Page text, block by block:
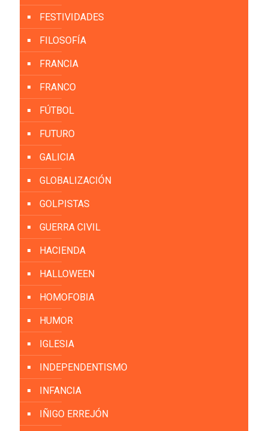
FESTIVIDADES
FILOSOFÍA
FRANCIA
FRANCO
FÚTBOL
FUTURO
GALICIA
GLOBALIZACIÓN
GOLPISTAS
GUERRA CIVIL
HACIENDA
HALLOWEEN
HOMOFOBIA
HUMOR
IGLESIA
INDEPENDENTISMO
INFANCIA
IÑIGO ERREJÓN